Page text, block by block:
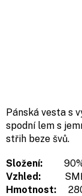
Pánská vesta s
spodní lem s
střih beze švů.
Složení:
90%
Vzhled:
Hmotnost: